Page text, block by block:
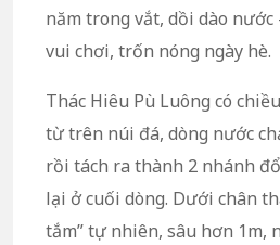
năm trong vắt, dồi dào
vui chơi, trốn nóng ngày hè.
Thác Hiêu Pù Luông có
từ trên núi đá, dòng nước
rồi tách ra thành 2 nhánh
lại ở cuối dòng. Dưới chân
tắm” tự nhiên, sâu hơn 1m,